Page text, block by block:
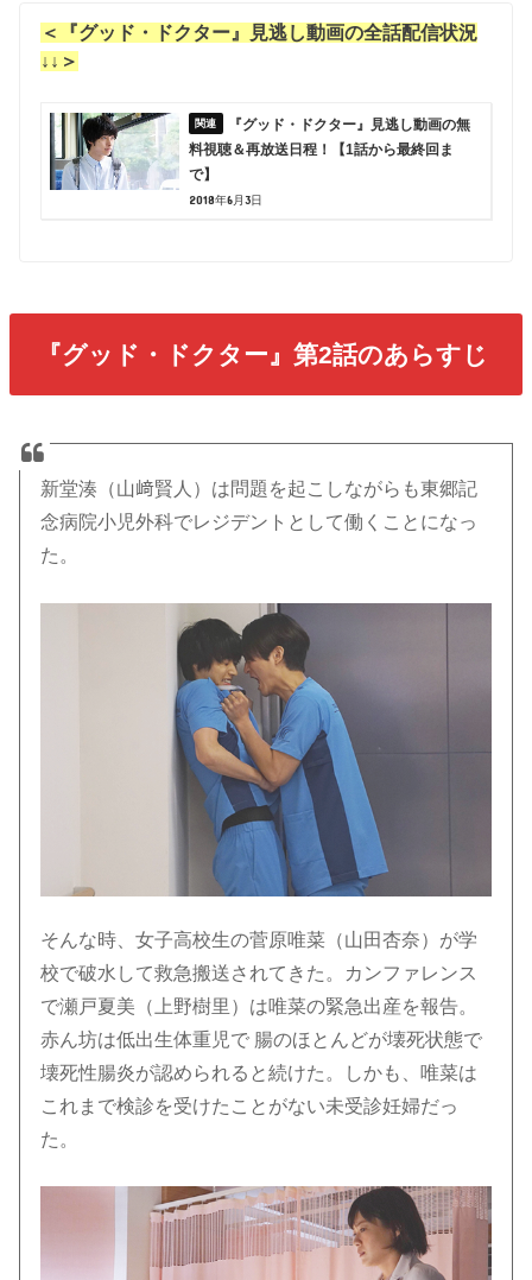
＜『グッド・ドクター』見逃し動画の全話配信状況
↓↓＞
『グッド・ドクター』見逃し動画の無
料視聴＆再放送日程！【1話から最終回ま
で】
2018年6月3日
『グッド・ドクター』第2話のあらすじ
新堂湊（山﨑賢人）は問題を起こしながらも東郷記
念病院小児外科でレジデントとして働くことになっ
た。
そんな時、女子高校生の菅原唯菜（山田杏奈）が学
校で破水して救急搬送されてきた。カンファレンス
で瀬戸夏美（上野樹里）は唯菜の緊急出産を報告。
赤ん坊は低出生体重児で 腸のほとんどが壊死状態で
壊死性腸炎が認められると続けた。しかも、唯菜は
これまで検診を受けたことがない未受診妊婦だっ
た。